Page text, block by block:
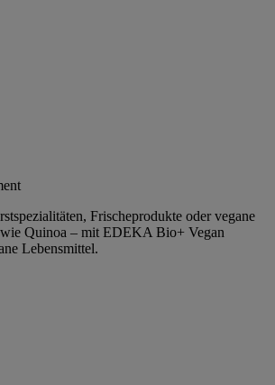
Frischeprodukte oder vegane
Quinoa – mit EDEKA Bio+ Vegan
Lebensmittel.